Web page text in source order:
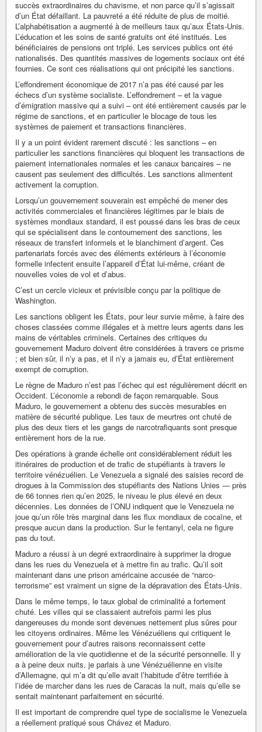
succès extraordinaires du chavisme, et non parce qu’il s’agissait
d’un État défaillant. La pauvreté a été réduite de plus de moitié.
L’alphabétisation a augmenté à de meilleurs taux qu’aux États-Unis.
L’éducation et les soins de santé gratuits ont été institués. Les
bénéficiaires de pensions ont triplé. Les services publics ont été
nationalisés. Des quantités massives de logements sociaux ont été
fournies. Ce sont ces réalisations qui ont précipité les sanctions.
L’effondrement économique de 2017 n’a pas été causé par les
échecs d’un système socialiste. L’effondrement – et la vague
d’émigration massive qui a suivi – ont été entièrement causés par le
régime de sanctions, et en particulier le blocage de tous les
systèmes de paiement et transactions financières.
Il y a un point évident rarement discuté : les sanctions – en
particulier les sanctions financières qui bloquent les transactions de
paiement internationales normales et les canaux bancaires – ne
causent pas seulement des difficultés. Les sanctions alimentent
activement la corruption.
Lorsqu’un gouvernement souverain est empêché de mener des
activités commerciales et financières légitimes par le biais de
systèmes mondiaux standard, il est poussé dans les bras de ceux
qui se spécialisent dans le contournement des sanctions, les
réseaux de transfert informels et le blanchiment d’argent. Ces
partenariats forcés avec des éléments extérieurs à l’économie
formelle infectent ensuite l’appareil d’État lui-même, créant de
nouvelles voies de vol et d’abus.
C’est un cercle vicieux et prévisible conçu par la politique de
Washington.
Les sanctions obligent les États, pour leur survie même, à faire des
choses classées comme illégales et à mettre leurs agents dans les
mains de véritables criminels. Certaines des critiques du
gouvernement Maduro doivent être considérées à travers ce prisme
; et bien sûr, il n’y a pas, et il n’y a jamais eu, d’État entièrement
exempt de corruption.
Le règne de Maduro n’est pas l’échec qui est régulièrement décrit en
Occident. L’économie a rebondi de façon remarquable. Sous
Maduro, le gouvernement a obtenu des succès mesurables en
matière de sécurité publique. Les taux de meurtres ont chuté de
plus des deux tiers et les gangs de narcotrafiquants sont presque
entièrement hors de la rue.
Des opérations à grande échelle ont considérablement réduit les
itinéraires de production et de trafic de stupéfiants à travers le
territoire vénézuélien. Le Venezuela a signalé des saisies record de
drogues à la Commission des stupéfiants des Nations Unies — près
de 66 tonnes rien qu’en 2025, le niveau le plus élevé en deux
décennies. Les données de l’ONU indiquent que le Venezuela ne
joue qu’un rôle très marginal dans les flux mondiaux de cocaïne, et
presque aucun dans la production. Sur le fentanyl, cela ne figure
pas du tout.
Maduro a réussi à un degré extraordinaire à supprimer la drogue
dans les rues du Venezuela et à mettre fin au trafic. Qu’il soit
maintenant dans une prison américaine accusée de “narco-
terrorisme” est vraiment un signe de la dépravation des États-Unis.
Dans le même temps, le taux global de criminalité a fortement
chuté. Les villes qui se classaient autrefois parmi les plus
dangereuses du monde sont devenues nettement plus sûres pour
les citoyens ordinaires. Même les Vénézuéliens qui critiquent le
gouvernement pour d’autres raisons reconnaissent cette
amélioration de la vie quotidienne et de la sécurité personnelle. Il y
a à peine deux nuits, je parlais à une Vénézuélienne en visite
d’Allemagne, qui m’a dit qu’elle avait l’habitude d’être terrifiée à
l’idée de marcher dans les rues de Caracas la nuit, mais qu’elle se
sentait maintenant parfaitement en sécurité.
Il est important de comprendre quel type de socialisme le Venezuela
a réellement pratiqué sous Chávez et Maduro.